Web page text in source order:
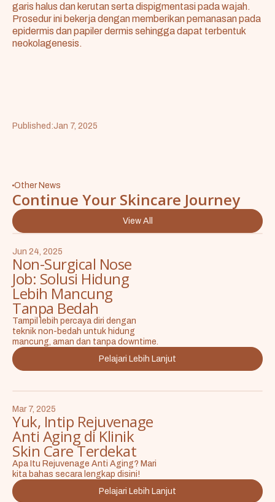
garis halus dan kerutan serta dispigmentasi pada wajah.
Prosedur ini bekerja dengan memberikan pemanasan pada
epidermis dan papiler dermis sehingga dapat terbentuk
neokolagenesis.
Published:Jan 7, 2025
Other News
Continue Your Skincare Journey
View All
Jun 24, 2025
Non-Surgical Nose
Job: Solusi Hidung
Lebih Mancung
Tanpa Bedah
Tampil lebih percaya diri dengan
teknik non-bedah untuk hidung
mancung, aman dan tanpa downtime.
Pelajari Lebih Lanjut
Mar 7, 2025
Yuk, Intip Rejuvenage
Anti Aging di Klinik
Skin Care Terdekat
Apa Itu Rejuvenage Anti Aging? Mari
kita bahas secara lengkap disini!
Pelajari Lebih Lanjut